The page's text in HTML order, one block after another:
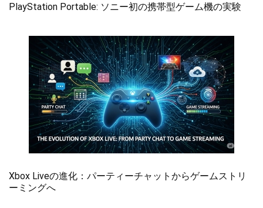
PlayStation Portable: ソニー初の携帯型ゲーム機の実験
Xbox Liveの進化：パーティーチャットからゲームストリ
ーミングへ